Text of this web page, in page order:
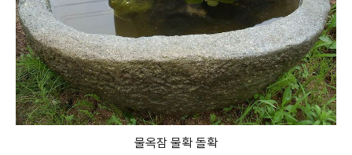
물옥잠 물확 돌확